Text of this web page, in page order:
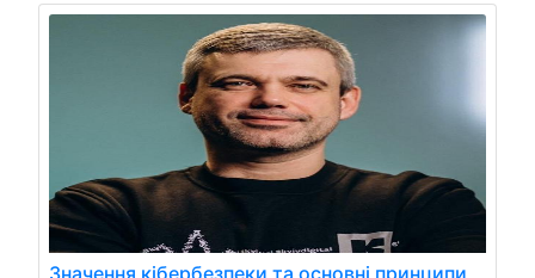
Значення кібербезпеки та основні принципи